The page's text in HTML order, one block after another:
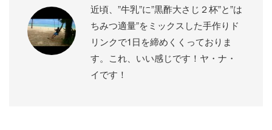
近頃、”牛乳”に”黒酢大さじ２杯”と”は
ちみつ適量”をミックスした手作りド
リンクで1日を締めくくっておりま
す。これ、いい感じです！ヤ・ナ・
イです！